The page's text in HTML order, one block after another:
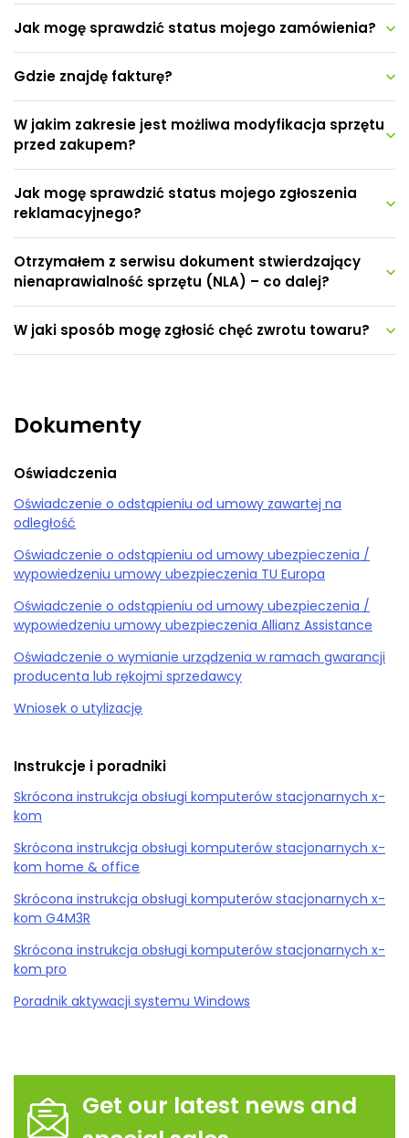
Jak mogę sprawdzić status mojego zamówienia?
Gdzie znajdę fakturę?
W jakim zakresie jest możliwa modyfikacja sprzętu
przed zakupem?
Jak mogę sprawdzić status mojego zgłoszenia
reklamacyjnego?
Otrzymałem z serwisu dokument stwierdzający
nienaprawialność sprzętu (NLA) – co dalej?
W jaki sposób mogę zgłosić chęć zwrotu towaru?
Dokumenty
Oświadczenia
Oświadczenie o odstąpieniu od umowy zawartej na
odległość
Oświadczenie o odstąpieniu od umowy ubezpieczenia /
wypowiedzeniu umowy ubezpieczenia TU Europa
Oświadczenie o odstąpieniu od umowy ubezpieczenia /
wypowiedzeniu umowy ubezpieczenia Allianz Assistance
Oświadczenie o wymianie urządzenia w ramach gwarancji
producenta lub rękojmi sprzedawcy
Wniosek o utylizację
Instrukcje i poradniki
Skrócona instrukcja obsługi komputerów stacjonarnych x-
kom
Skrócona instrukcja obsługi komputerów stacjonarnych x-
kom home & office
Skrócona instrukcja obsługi komputerów stacjonarnych x-
kom G4M3R
Skrócona instrukcja obsługi komputerów stacjonarnych x-
kom pro
Poradnik aktywacji systemu Windows
Get our latest news and